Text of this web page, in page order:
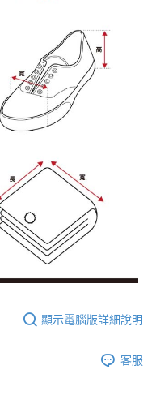
顯示電腦版詳細說明
客服